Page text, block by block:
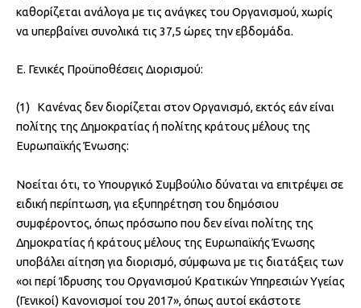
καθορίζεται ανάλογα με τις ανάγκες του Οργανισμού, χωρίς
να υπερβαίνει συνολικά τις 37,5 ώρες την εβδομάδα.
Ε. Γενικές Προϋποθέσεις Διορισμού:
(1) Κανένας δεν διορίζεται στον Οργανισμό, εκτός εάν είναι
πολίτης της Δημοκρατίας ή πολίτης κράτους μέλους της
Ευρωπαϊκής Ένωσης:
Νοείται ότι, το Υπουργικό Συμβούλιο δύναται να επιτρέψει σε
ειδική περίπτωση, για εξυπηρέτηση του δημόσιου
συμφέροντος, όπως πρόσωπο που δεν είναι πολίτης της
Δημοκρατίας ή κράτους μέλους της Ευρωπαϊκής Ένωσης
υποβάλει αίτηση για διορισμό, σύμφωνα με τις διατάξεις των
«οι περί Ίδρυσης του Οργανισμού Κρατικών Υπηρεσιών Υγείας
(Γενικοί) Κανονισμοί του 2017», όπως αυτοί εκάστοτε